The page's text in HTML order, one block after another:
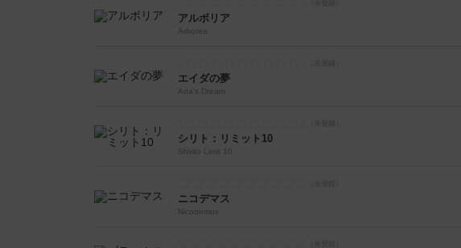
アルボリア
Arborea
エイダの夢
Ada's Dream
シリト：リミット10
Shirito Limit 10
ニコデマス
Nicodemus